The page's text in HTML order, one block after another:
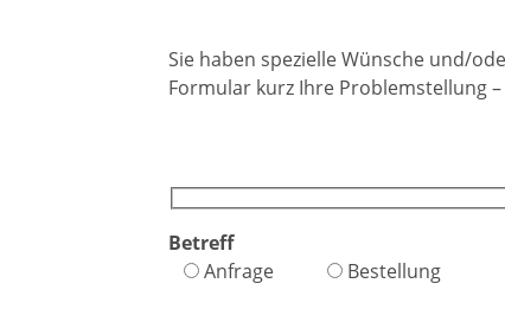
Sie haben spezielle Wünsche und/
Formular kurz Ihre Problemstellung
Betreff
Anfrage
Bestellung